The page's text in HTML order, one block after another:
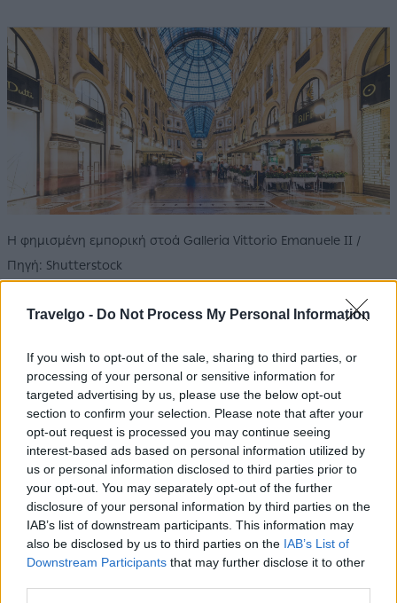
Travelgo - Do Not Process My Personal Information
If you wish to opt-out of the sale, sharing to third parties, or
processing of your personal or sensitive information for
targeted advertising by us, please use the below opt-out
section to confirm your selection. Please note that after your
opt-out request is processed you may continue seeing
interest-based ads based on personal information utilized by
us or personal information disclosed to third parties prior to
your opt-out. You may separately opt-out of the further
disclosure of your personal information by third parties on the
IAB’s list of downstream participants. This information may
also be disclosed by us to third parties on the IAB’s List of
Downstream Participants that may further disclose it to other
Η φημισμένη εμπορική στοά Galleria Vittorio Emanuele II /
Πηγή: Shutterstock
Επίσης, τα ρούχα έχουν σημασία και για την είσοδό σας
που είναι από τα πιο εντυπωσιακά μνημεία της
Ευρώπης. Πρόκειται στην ουσία για χώρο λατρείας,
οπότε δεν πρέπει να αγνοήσετε κι εκεί τον
ενδυματολογικό κώδικα (ώμοι και γόνατα καλυμμένα).
Μην παραλείψετε τις γειτονιές
έξω από το ιστορικό κέντρο
Ακόμα κι αν βρεθείτε εκεί μόνο για λίγες μέρες μην